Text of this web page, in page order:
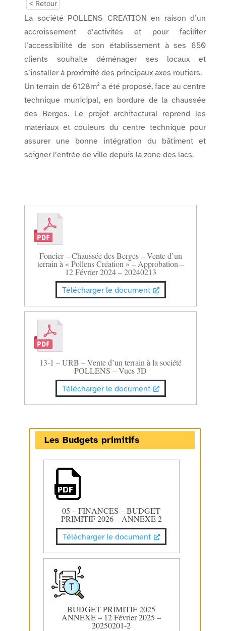
< Retour
La société POLLENS CREATION en raison d’un
accroissement d’activités et pour faciliter
l’accessibilité de son établissement à ses 650
clients souhaite déménager ses locaux et
s’installer à proximité des principaux axes routiers.
Un terrain de 6128m² a été proposé, face au centre
technique municipal, en bordure de la chaussée
des Berges. Le projet architectural reprend les
matériaux et couleurs du centre technique pour
assurer une bonne intégration du bâtiment et
soigner l’entrée de ville depuis la zone des lacs.
Foncier – Chaussée des Berges – Vente d’un
terrain à « Pollens Création » – Approbation –
12 Février 2024 – 20240213
Télécharger le document
13-1 – URB – Vente d’un terrain à la société
POLLENS – Vues 3D
Télécharger le document
Les Budgets primitifs
05 – FINANCES – BUDGET
PRIMITIF 2026 – ANNEXE 2
Télécharger le document
BUDGET PRIMITIF 2025
ANNEXE – 12 Février 2025 –
20250201-2